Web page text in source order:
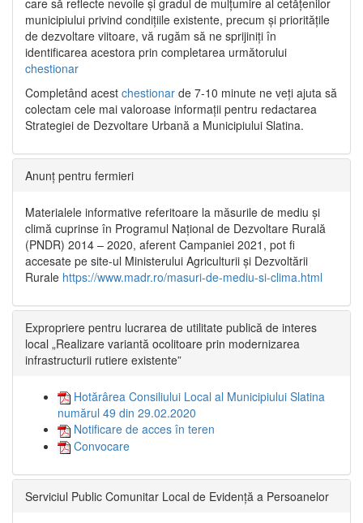
municipiului privind condițiile existente, precum și prioritățile
de dezvoltare viitoare, vă rugăm să ne sprijiniți în
identificarea acestora prin completarea următorului
chestionar
Completând acest chestionar de 7-10 minute ne veți ajuta să
colectam cele mai valoroase informații pentru redactarea
Strategiei de Dezvoltare Urbană a Municipiului Slatina.
Anunț pentru fermieri
Materialele informative referitoare la măsurile de mediu și
climă cuprinse în Programul Național de Dezvoltare Rurală
(PNDR) 2014 – 2020, aferent Campaniei 2021, pot fi
accesate pe site-ul Ministerului Agriculturii și Dezvoltării
Rurale https://www.madr.ro/masuri-de-mediu-si-clima.html
Expropriere pentru lucrarea de utilitate publică de interes
local „Realizare variantă ocolitoare prin modernizarea
infrastructurii rutiere existente”
Hotărârea Consiliului Local al Municipiului Slatina
numărul 49 din 29.02.2020
Notificare de acces în teren
Convocare
Serviciul Public Comunitar Local de Evidență a Persoanelor